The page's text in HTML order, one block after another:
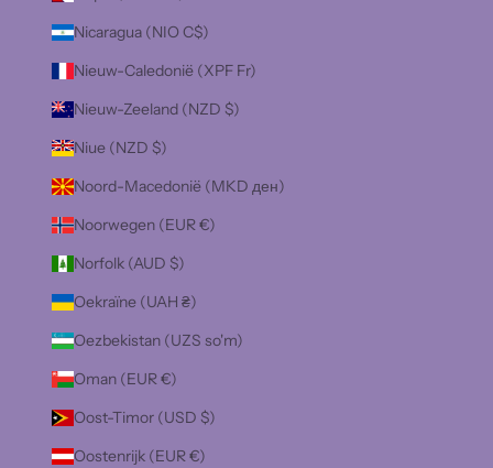
Nicaragua (NIO C$)
Nieuw-Caledonië (XPF Fr)
Nieuw-Zeeland (NZD $)
Niue (NZD $)
Noord-Macedonië (MKD ден)
Noorwegen (EUR €)
Norfolk (AUD $)
Oekraïne (UAH ₴)
Oezbekistan (UZS so'm)
Oman (EUR €)
Oost-Timor (USD $)
Oostenrijk (EUR €)